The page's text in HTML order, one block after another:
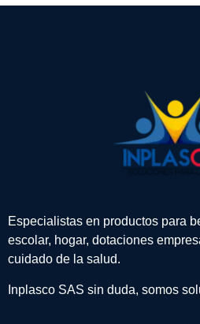
Especialistas en productos para
escolar, hogar, dotaciones
cuidado de la salud.
Inplasco SAS sin duda, somos